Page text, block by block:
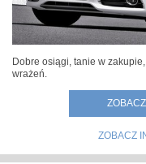
Dobre osiągi, tanie w
wrażeń.
ZOBACZ